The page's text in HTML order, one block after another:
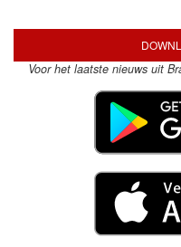
Voor het laatste nieuws uit